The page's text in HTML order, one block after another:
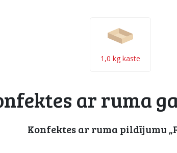
1,0 kg kaste
ar ruma
Konfektes ar ruma pildījumu